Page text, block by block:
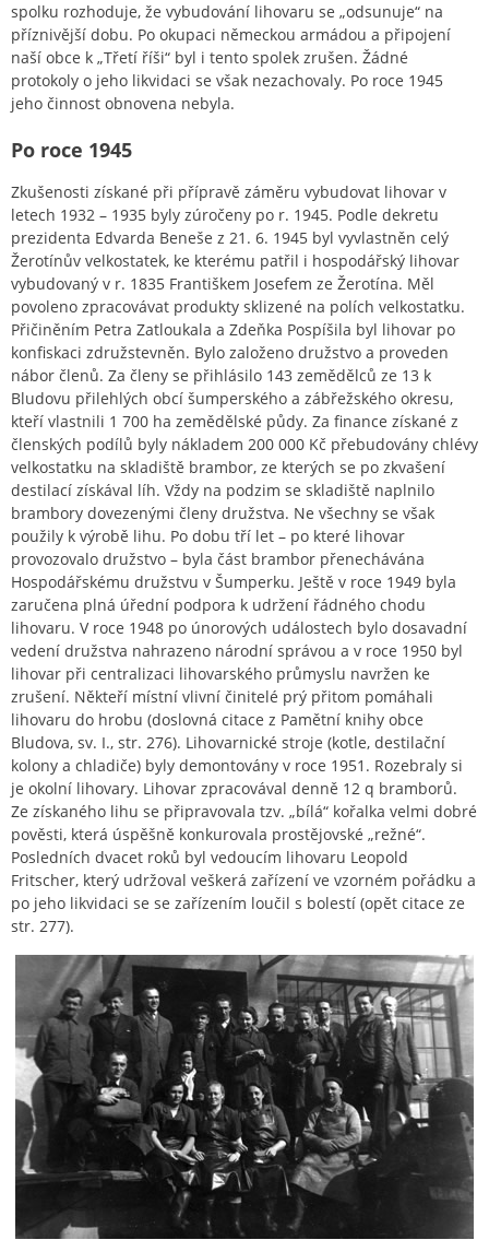
spolku rozhoduje, že vybudování lihovaru se „odsunuje“ na
příznivější dobu. Po okupaci německou armádou a připojení
naší obce k „Třetí říši“ byl i tento spolek zrušen. Žádné
protokoly o jeho likvidaci se však nezachovaly. Po roce 1945
jeho činnost obnovena nebyla.
Po roce 1945
Zkušenosti získané při přípravě záměru vybudovat lihovar v
letech 1932 – 1935 byly zúročeny po r. 1945. Podle dekretu
prezidenta Edvarda Beneše z 21. 6. 1945 byl vyvlastněn celý
Žerotínův velkostatek, ke kterému patřil i hospodářský lihovar
vybudovaný v r. 1835 Františkem Josefem ze Žerotína. Měl
povoleno zpracovávat produkty sklizené na polích velkostatku.
Přičiněním Petra Zatloukala a Zdeňka Pospíšila byl lihovar po
konfiskaci združstevněn. Bylo založeno družstvo a proveden
nábor členů. Za členy se přihlásilo 143 zemědělců ze 13 k
Bludovu přilehlých obcí šumperského a zábřežského okresu,
kteří vlastnili 1 700 ha zemědělské půdy. Za finance získané z
členských podílů byly nákladem 200 000 Kč přebudovány chlévy
velkostatku na skladiště brambor, ze kterých se po zkvašení
destilací získával líh. Vždy na podzim se skladiště naplnilo
brambory dovezenými členy družstva. Ne všechny se však
použily k výrobě lihu. Po dobu tří let – po které lihovar
provozovalo družstvo – byla část brambor přenechávána
Hospodářskému družstvu v Šumperku. Ještě v roce 1949 byla
zaručena plná úřední podpora k udržení řádného chodu
lihovaru. V roce 1948 po únorových událostech bylo dosavadní
vedení družstva nahrazeno národní správou a v roce 1950 byl
lihovar při centralizaci lihovarského průmyslu navržen ke
zrušení. Někteří místní vlivní činitelé prý přitom pomáhali
lihovaru do hrobu (doslovná citace z Pamětní knihy obce
Bludova, sv. I., str. 276). Lihovarnické stroje (kotle, destilační
kolony a chladiče) byly demontovány v roce 1951. Rozebraly si
je okolní lihovary. Lihovar zpracovával denně 12 q bramborů.
Ze získaného lihu se připravovala tzv. „bílá“ kořalka velmi dobré
pověsti, která úspěšně konkurovala prostějovské „režné“.
Posledních dvacet roků byl vedoucím lihovaru Leopold
Fritscher, který udržoval veškerá zařízení ve vzorném pořádku a
po jeho likvidaci se se zařízením loučil s bolestí (opět citace ze
str. 277).